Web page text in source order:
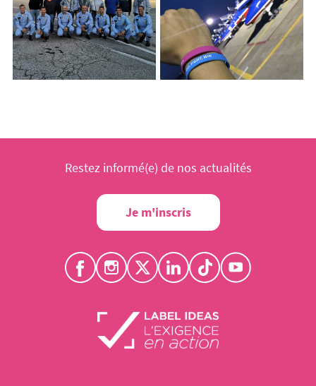
Restez informé(e) de nos actualités
Je m'inscris